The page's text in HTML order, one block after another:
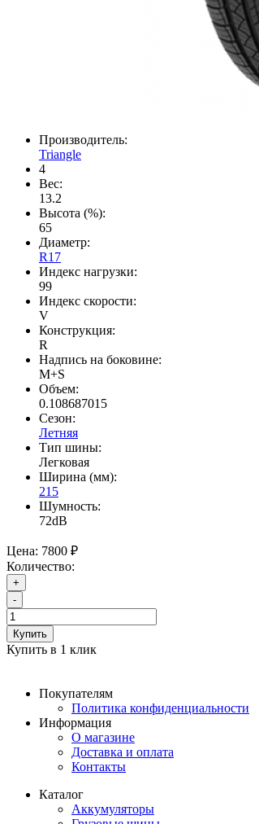
Производитель:
Triangle
4
Вес:
13.2
Высота (%):
65
Диаметр:
R17
Индекс нагрузки:
99
Индекс скорости:
V
Конструкция:
R
Надпись на боковине:
M+S
Объем:
0.108687015
Сезон:
Летняя
Тип шины:
Легковая
Ширина (мм):
215
Шумность:
72dB
Цена: 7800 ₽
Количество:
+
-
Купить
Купить в 1 клик
Покупателям
Политика конфиденциальности
Информация
О магазине
Доставка и оплата
Контакты
Каталог
Аккумуляторы